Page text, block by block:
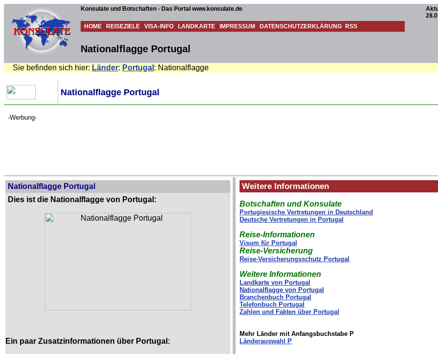
Konsulate und Botschaften - Das Portal www.konsulate.de
HOME REISEZIELE VISA-INFO LANDKARTE IMPRESSUM DATENSCHUTZERKLÄRUNG RSS
Nationalflagge Portugal
Sie befinden sich hier: Länder: Portugal : Nationalflagge
Nationalflagge Portugal
-Werbung-
Nationalflagge Portugal
Dies ist die Nationalflagge von Portugal:
Ein paar Zusatzinformationen über Portugal:
Weitere Informationen
Botschaften und Konsulate
Portugiesische Vertretungen in Deutschland
Deutsche Vertretungen in Portugal
Reise-Informationen
Visum für Portugal
Reise-Versicherung
Reise-Versicherungsschutz Portugal
Weitere Informationen
Landkarte von Portugal
Nationalflagge von Portugal
Branchenbuch Portugal
Telefonbuch Portugal
Zahlen und Fakten über Portugal
Mehr Länder mit Anfangsbuchstabe P
Länderauswahl P